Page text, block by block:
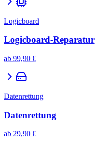
Logicboard
Logicboard-Reparatur
ab 99,90 €
Datenrettung
Datenrettung
ab 29,90 €